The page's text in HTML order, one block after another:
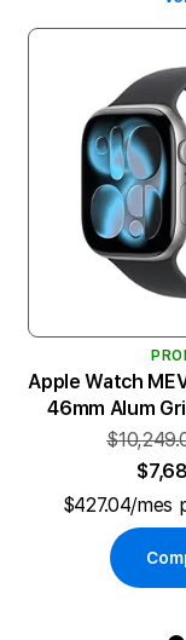
Apple Watch
46mm Alum
$427.04/mes